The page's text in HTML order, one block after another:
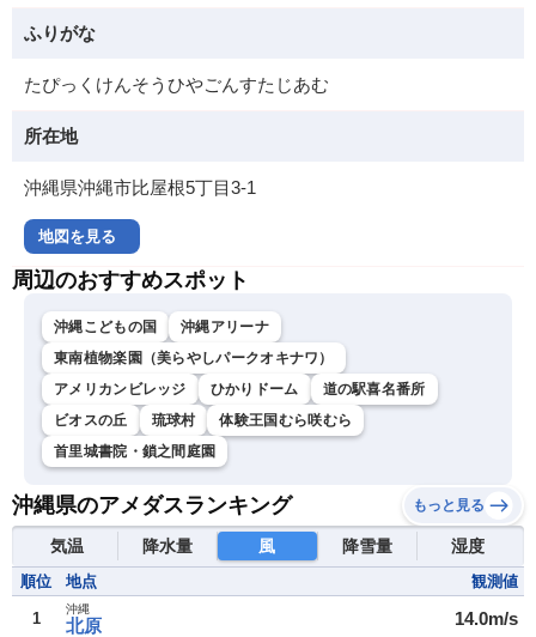
ふりがな
たぴっくけんそうひやごんすたじあむ
所在地
沖縄県沖縄市比屋根5丁目3-1
地図を見る
周辺のおすすめスポット
沖縄こどもの国
沖縄アリーナ
東南植物楽園（美らやしパークオキナワ）
アメリカンビレッジ
ひかりドーム
道の駅喜名番所
ビオスの丘
琉球村
体験王国むら咲むら
首里城書院・鎖之間庭園
沖縄県のアメダスランキング もっと見る
気温 降水量 風 降雪量 湿度
順位 地点 観測値
1 北原
沖縄 14.0m/s